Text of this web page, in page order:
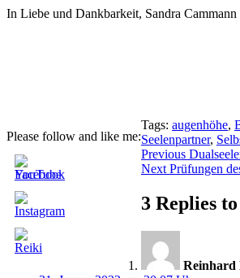
In Liebe und Dankbarkeit, Sandra Cammann
Please follow and like me:
Tags: augenhöhe,
Seelenpartner,
BeitragsnavigationPrevious Previous
post:
Next Next
Prüfungen
3 Replies